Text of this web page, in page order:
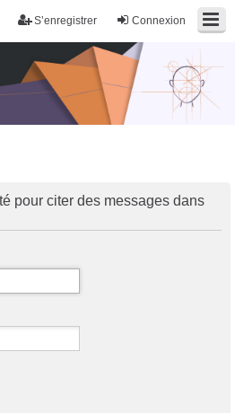
Connexion
S’enregistrer
pour citer des messages dans